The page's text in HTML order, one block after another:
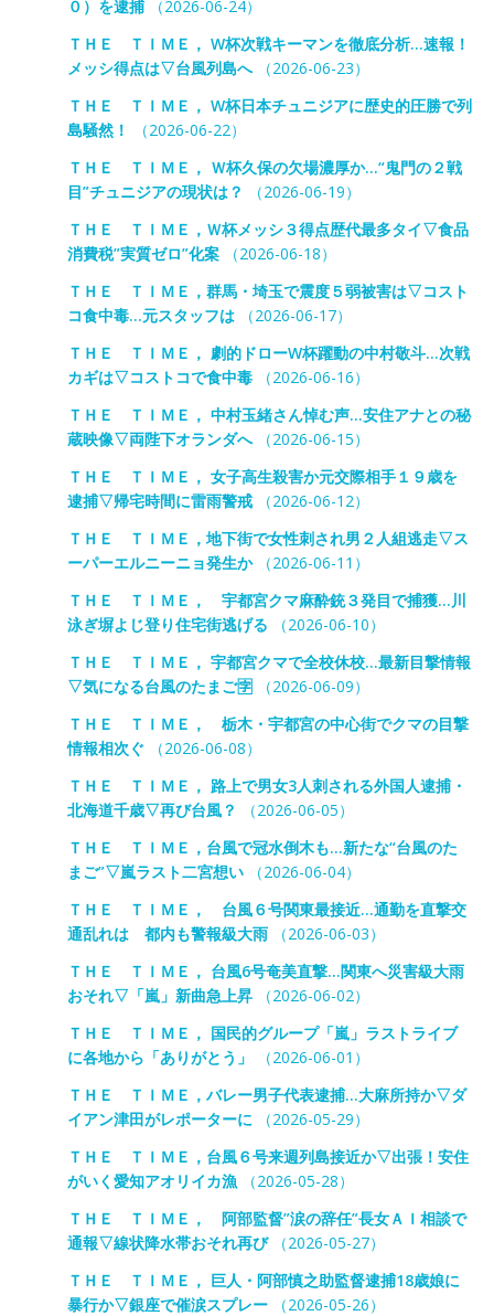
０）を逮捕（2026-06-24）
ＴＨＥ ＴＩＭＥ， W杯次戦キーマンを徹底分析…速報！
メッシ得点は▽台風列島へ（2026-06-23）
ＴＨＥ ＴＩＭＥ， W杯日本チュニジアに歴史的圧勝で列
島騒然！
（2026-06-22）
ＴＨＥ ＴＩＭＥ， Ｗ杯久保の欠場濃厚か…“鬼門の２戦
目”チュニジアの現状は？
（2026-06-19）
ＴＨＥ ＴＩＭＥ，Ｗ杯メッシ３得点歴代最多タイ▽食品
消費税”実質ゼロ”化案（2026-06-18）
ＴＨＥ ＴＩＭＥ，群馬・埼玉で震度５弱被害は▽コスト
コ食中毒…元スタッフは（2026-06-17）
ＴＨＥ ＴＩＭＥ， 劇的ドローW杯躍動の中村敬斗…次戦
カギは▽コストコで食中毒（2026-06-16）
ＴＨＥ ＴＩＭＥ， 中村玉緒さん悼む声…安住アナとの秘
蔵映像▽両陛下オランダへ（2026-06-15）
ＴＨＥ ＴＩＭＥ， 女子高生殺害か元交際相手１９歳を
逮捕▽帰宅時間に雷雨警戒（2026-06-12）
ＴＨＥ ＴＩＭＥ，地下街で女性刺され男２人組逃走▽ス
ーパーエルニーニョ発生か（2026-06-11）
ＴＨＥ ＴＩＭＥ， 宇都宮クマ麻酔銃３発目で捕獲…川
泳ぎ塀よじ登り住宅街逃げる （2026-06-10）
ＴＨＥ ＴＩＭＥ， 宇都宮クマで全校休校…最新目撃情報
▽気になる台風のたまご🈑（2026-06-09）
ＴＨＥ ＴＩＭＥ， 栃木・宇都宮の中心街でクマの目撃
情報相次ぐ （2026-06-08）
ＴＨＥ ＴＩＭＥ， 路上で男女3人刺される外国人逮捕・
北海道千歳▽再び台風？
（2026-06-05）
ＴＨＥ ＴＩＭＥ，台風で冠水倒木も…新たな“台風のた
まご”▽嵐ラスト二宮想い（2026-06-04）
ＴＨＥ ＴＩＭＥ， 台風６号関東最接近…通勤を直撃交
通乱れは 都内も警報級大雨（2026-06-03）
ＴＨＥ ＴＩＭＥ， 台風6号奄美直撃…関東へ災害級大雨
おそれ▽「嵐」新曲急上昇（2026-06-02）
ＴＨＥ ＴＩＭＥ， 国民的グループ「嵐」ラストライブ
に各地から「ありがとう」
（2026-06-01）
ＴＨＥ ＴＩＭＥ，バレー男子代表逮捕…大麻所持か▽ダ
イアン津田がレポーターに （2026-05-29）
ＴＨＥ ＴＩＭＥ，台風６号来週列島接近か▽出張！安住
がいく愛知アオリイカ漁（2026-05-28）
ＴＨＥ ＴＩＭＥ， 阿部監督”涙の辞任”長女ＡＩ相談で
通報▽線状降水帯おそれ再び（2026-05-27）
ＴＨＥ ＴＩＭＥ， 巨人・阿部慎之助監督逮捕18歳娘に
暴行か▽銀座で催涙スプレー（2026-05-26）